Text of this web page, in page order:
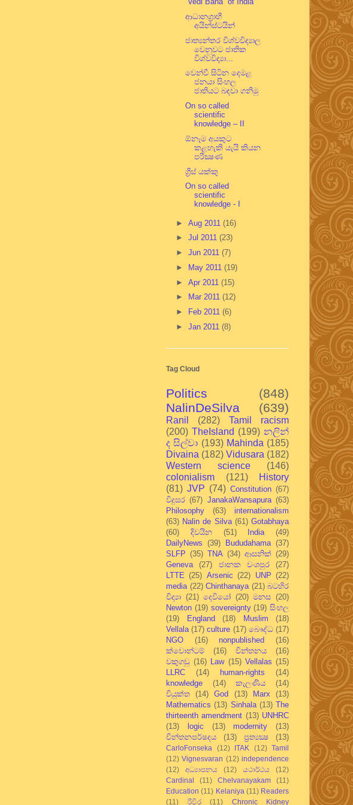
ආධානග්‍රාහී
අයින්ස්ටයින්
ජාත්‍යන්තර විශ්වවිද්‍යාල
වෙනුවට ජාතික
විශ්වවිද්‍යා...
වෙන්වී සිටින දෙමළ
ජනයා සිංහල
ජාතියට බඳවා ගනිමු
On so called
scientific
knowledge – II
ඕනෑම අයකුට
කළහැකි යැයි කියන
පරීක්‍ෂණ
ග්‍රීස් යක්කු
On so called
scientific
knowledge - I
► Aug 2011 (16)
► Jul 2011 (23)
► Jun 2011 (7)
►
May 2011 (19)
► Apr 2011 (15)
►
Mar 2011 (12)
►
Feb 2011 (6)
► Jan 2011 (8)
Tag Cloud
Politics
(848)
NalinDeSilva
(639)
Ranil (282)
Tamil racism
(200) TheIsland (199) නලින්
ද සිල්වා (193) Mahinda (185)
Divaina (182) Vidusara (182)
Western science
(146)
colonialism
(121)
History
(81) JVP (74) Constitution (67)
විදුසර (67) JanakaWansapura (63)
Philosophy
(63)
internationalism
(63) Nalin de Silva (61) Gotabhaya
(60)
දිවයින (51) India
(49)
DailyNews (39) Bududahama (37)
SLFP (35) TNA (34) ආසනික් (29)
Geneva
(27) ජානක වංශපුර
(27)
LTTE (25) Arsenic (22) UNP (22)
media (22) Chinthanaya (21) බටහිර
විද්‍යා (21) දෙවියෝ (20) මනස (20)
Newton (19) sovereignty (19) සිංහල
(19)
England (18) Muslim
(18)
Vellala (17) culture (17) බෞද්ධ (17)
NGO
(16) nonpublished
(16)
ක්වොන්ටම්
(16) චින්තනය
(16)
වකුගඩු (16) Law (15) Vellalas (15)
LLRC
(14) human-rights
(14)
knowledge
(14) කැලණිය
(14)
වියුක්ත
(14) God (13) Marx
(13)
Mathematics (13) Sinhala (13) The
thirteenth amendment (13) UNHRC
(13)
logic (13) modernity
(13)
චින්තනපර්ෂදය
(13) ප්‍රත්‍යක්‍ෂ (13)
CarloFonseka (12) ITAK (12) Tamil
(12) Vignesvaran (12) independence
(12)
අධ්‍යාපනය (12) යථාර්ථය
(12)
Cardinal
(11) Chelvanayakam
(11)
Education (11) Kelaniya (11) Readers
(11)
රිවිර (11) Chronic Kidney